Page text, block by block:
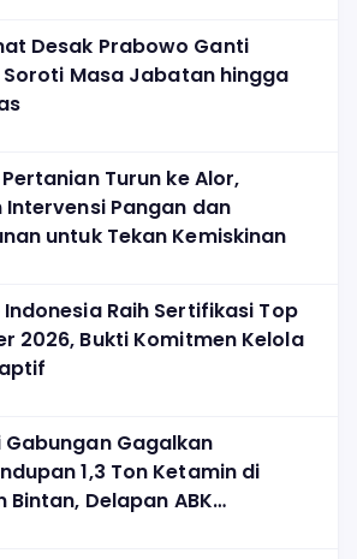
Desak Prabowo Ganti
Masa Jabatan hingga
Turun ke Alor,
Intervensi Pangan dan
untuk Tekan Kemiskinan
Raih Sertifikasi Top
2026, Bukti Komitmen Kelola
Gabungan Gagalkan
1,3 Ton Ketamin di
Bintan, Delapan ABK